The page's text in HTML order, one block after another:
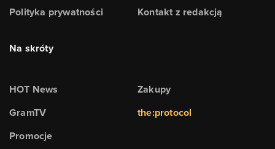
Polityka prywatności
Kontakt z redakcją
Na skróty
HOT News
GramTV
Promocje
Zakupy
the:protocol